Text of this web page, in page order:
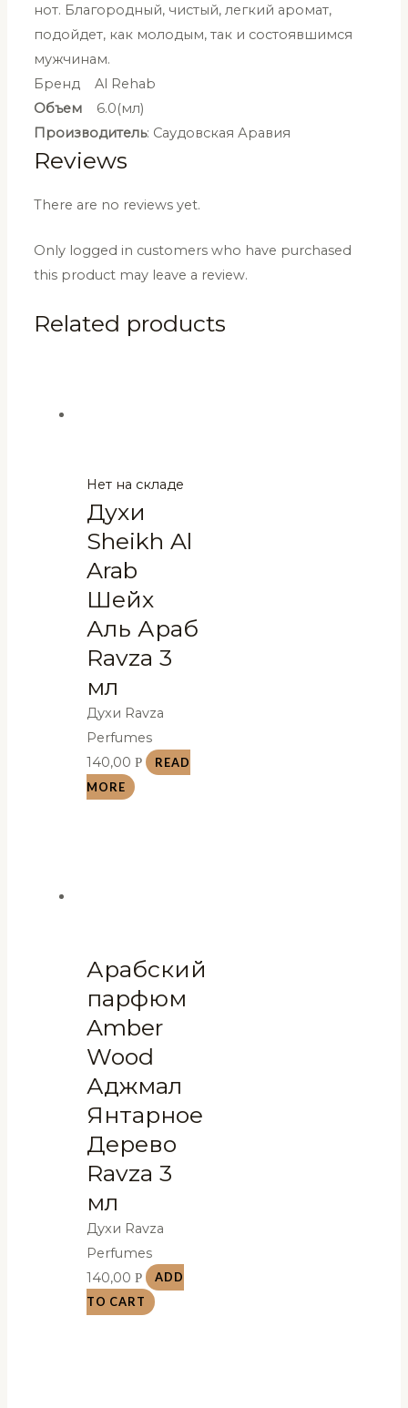
нот. Благородный, чистый, легкий аромат,
подойдет, как молодым, так и состоявшимся
мужчинам.
Бренд Al Rehab
Объем 6.0(мл)
Производитель: Саудовская Аравия
Reviews
There are no reviews yet.
Only logged in customers who have purchased
this product may leave a review.
Related products
Нет на складе
Духи
Sheikh Al
Arab
Шейх
Аль Араб
Ravza 3
мл
Духи Ravza
Perfumes
140,00Р
READ
MORE
Арабский
парфюм
Amber
Wood
Аджмал
Янтарное
Дерево
Ravza 3
мл
Духи Ravza
Perfumes
140,00Р
ADD
TO CART